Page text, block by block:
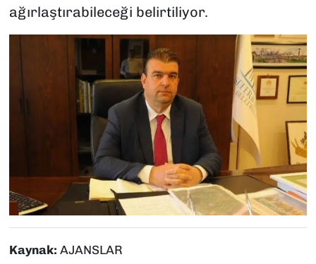
ağırlaştırabileceği belirtiliyor.
Kaynak: AJANSLAR